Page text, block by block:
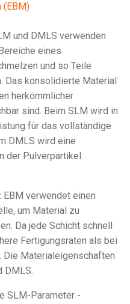
(EBM)
und DMLS verwenden
eines
und so Teile
Das konsolidierte Material
herkömmlicher
sind. Beim SLM wird in
für das vollständige
DMLS wird eine
der Pulverpartikel
EBM verwendet einen
um Material zu
Da jede Schicht schnell
Fertigungsraten als bei
Die Materialeigenschaften
DMLS.
SLM-Parameter -